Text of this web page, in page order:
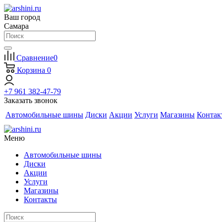
Ваш город
Самара
Сравнение0
Корзина 0
+7 961 382-47-79
Заказать звонок
Автомобильные шины Диски Акции Услуги Магазины
Меню
Автомобильные шины
Диски
Акции
Услуги
Магазины
Контакты